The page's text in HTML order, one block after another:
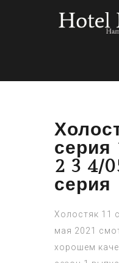
серия
2 3 4/
серия
Холостяк 11
мая 2021
хорошем